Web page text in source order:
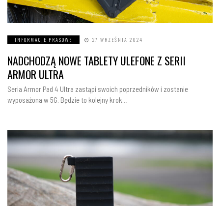
INFORMACJE PRASOWE 27 WRZEŚNIA 2024
NADCHODZĄ NOWE TABLETY ULEFONE Z SERII
ARMOR ULTRA
Seria Armor Pad 4 Ultra zastąpi swoich poprzedników i zostanie
wyposażona w 5G. Będzie to kolejny krok…